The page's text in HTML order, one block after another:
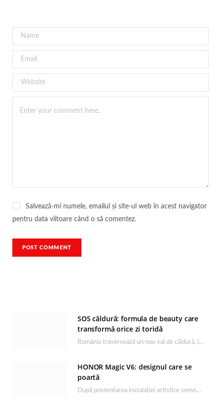
Salvează-mi numele, emailul și site-ul web în acest navigator
pentru data viitoare când o să comentez.
SOS căldură: formula de beauty care
transformă orice zi toridă
România traversează un nou val de căldură, iar rutina de îngrijire capătă un rol esențial…
HONOR Magic V6: designul care se
poartă
După prezentarea instalației artistice semnată de Catrinel Săbăciag în cadrul evenimentului de lansare HONOR Magic…